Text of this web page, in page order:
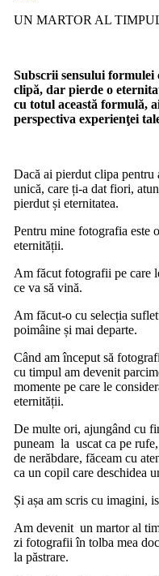
UN MARTOR AL
Subscrii sensului formulei
clipă, dar pierde o
cu totul această formulă,
perspectiva experienţei
Dacă ai pierdut clipa pentru
unică, care ți-a dat fiori,
pierdut și eternitatea.
Pentru mine fotografia este
eternității.
Am făcut fotografii pe care
ce va să vină.
Am făcut-o cu selecția
poimâine și mai departe.
Când am început să
cu timpul am devenit
momente pe care le
eternității.
De multe ori, ajungând cu
puneam la uscat ca pe
de nerăbdare, făceam cu
ca un copil care deschidea
Și așa am scris cu imagini,
Am devenit un martor al
zi fotografii în tolba mea
la păstrare.